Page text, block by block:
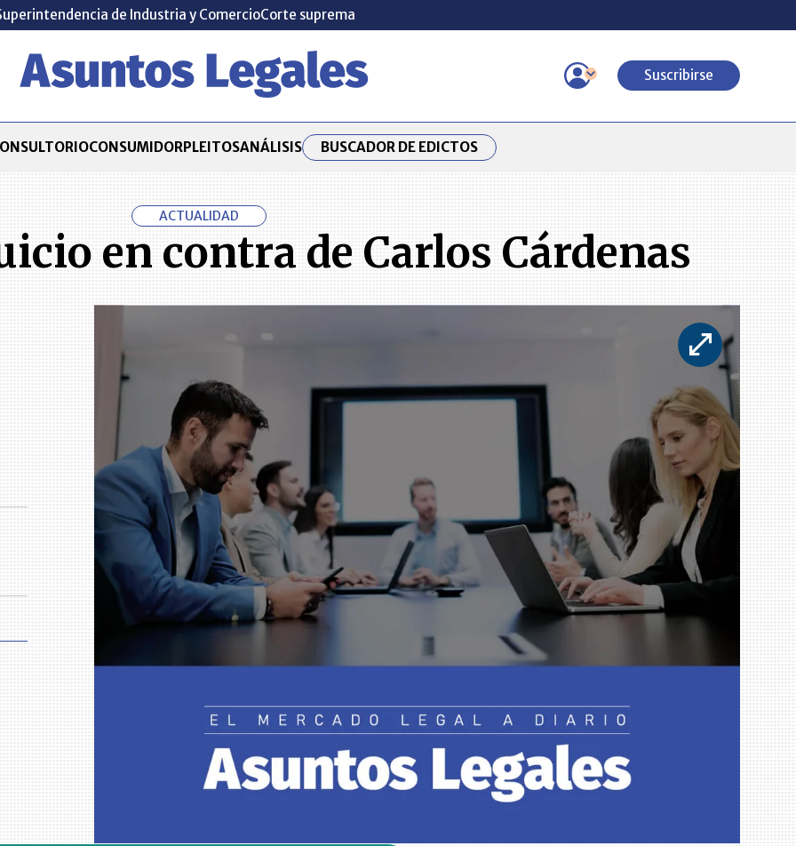
de Industria y ComercioCorte suprema
Suscribirse
CONSUMIDORPLEITOSANÁLISIS BUSCADOR DE EDICTOS
ACTUALIDAD
en contra de Carlos Cárdenas